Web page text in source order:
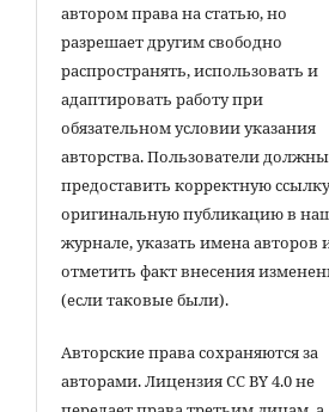
автором права на статью, но
разрешает другим свободно
распространять, использовать и
адаптировать работу при
обязательном условии указания
авторства. Пользователи должны
предоставить корректную
оригинальную публикацию в
журнале, указать имена авторов
отметить факт внесения
(если таковые были).
Авторские права сохраняются за
авторами. Лицензия CC BY 4.0 не